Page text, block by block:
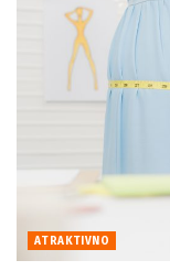
ATRAKTIVNO